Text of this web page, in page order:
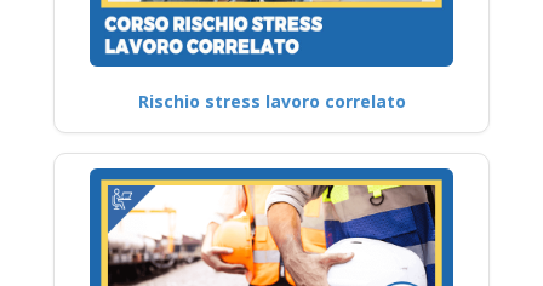
Rischio stress lavoro correlato